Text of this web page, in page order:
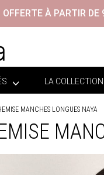
OFFERTE À PARTIR
LA COLLECTION
MANCHES LONGUES NAYA